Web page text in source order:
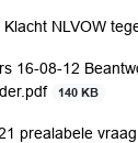
NLVOW
16-08-12
140 KB
prealabele